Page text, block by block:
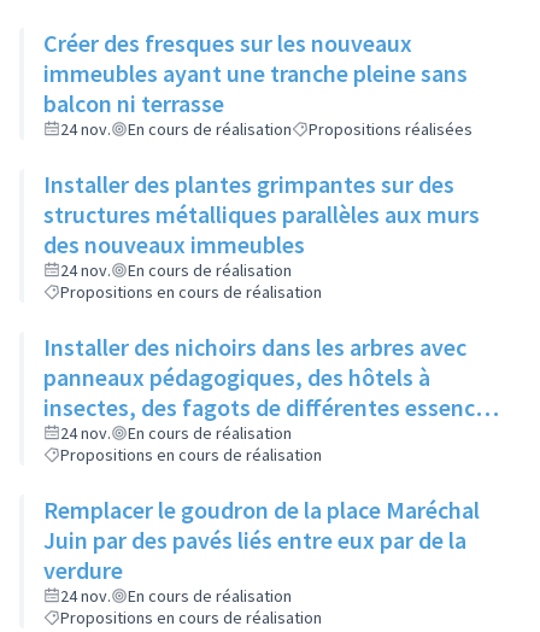
Créer des fresques sur les nouveaux
immeubles ayant une tranche pleine sans
balcon ni terrasse
24 nov. En cours de réalisation Propositions réalisées
Installer des plantes grimpantes sur des
structures métalliques parallèles aux murs
des nouveaux immeubles
24 nov.
En cours de réalisation
Propositions en cours de réalisation
Installer des nichoirs dans les arbres avec
panneaux pédagogiques, des hôtels à
insectes, des fagots de différentes essences
pour stimuler la biodiversité sur la place du
Château à la Roue
24 nov.
En cours de réalisation
Propositions en cours de réalisation
Remplacer le goudron de la place Maréchal
Juin par des pavés liés entre eux par de la
verdure
24 nov.
En cours de réalisation
Propositions en cours de réalisation